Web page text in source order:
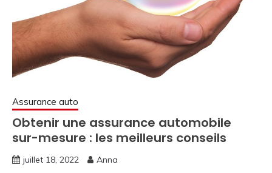
Assurance auto
Obtenir une assurance automobile
sur-mesure : les meilleurs conseils
juillet 18, 2022 Anna